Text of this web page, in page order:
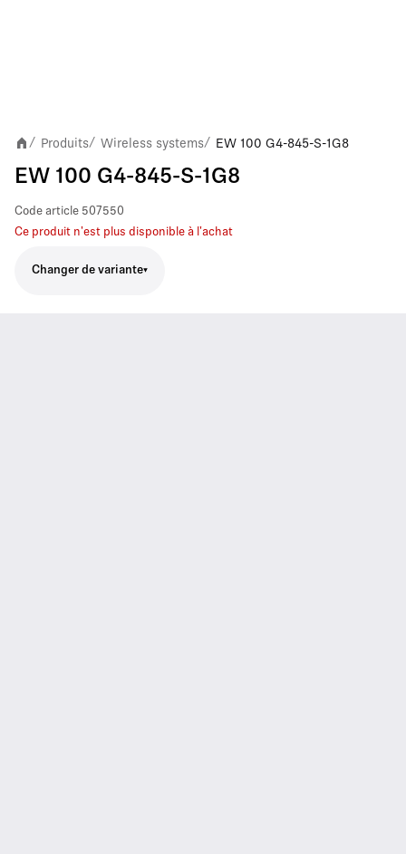
/ Produits/ Wireless systems/ EW 100 G4-845-S-1G8
EW 100 G4-845-S-1G8
Code article 507550
Ce produit n'est plus disponible à l'achat
Changer de variante